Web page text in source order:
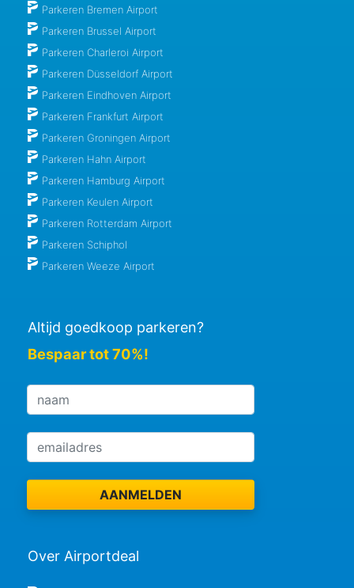
Parkeren Bremen Airport
Parkeren Brussel Airport
Parkeren Charleroi Airport
Parkeren Düsseldorf Airport
Parkeren Eindhoven Airport
Parkeren Frankfurt Airport
Parkeren Groningen Airport
Parkeren Hahn Airport
Parkeren Hamburg Airport
Parkeren Keulen Airport
Parkeren Rotterdam Airport
Parkeren Schiphol
Parkeren Weeze Airport
Altijd goedkoop parkeren?
Bespaar tot 70%!
Over Airportdeal